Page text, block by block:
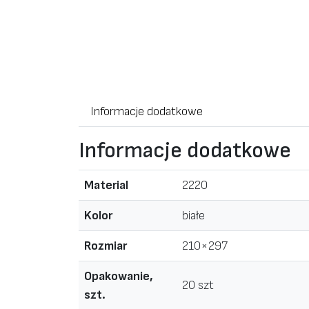
Informacje dodatkowe
Informacje dodatkowe
Material 2220
Kolor białe
Rozmiar 210×297
Opakowanie,
szt.
20 szt